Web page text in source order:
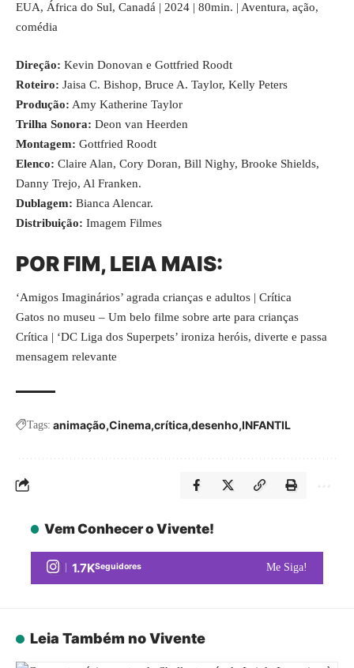
EUA, África do Sul, Canadá | 2024 | 80min. | Aventura, ação,
comédia
Direção: Kevin Donovan e Gottfried Roodt
Roteiro: Jaisa C. Bishop, Bruce A. Taylor, Kelly Peters
Produção: Amy Katherine Taylor
Trilha Sonora: Deon van Heerden
Montagem: Gottfried Roodt
Elenco: Claire Alan, Cory Doran, Bill Nighy, Brooke Shields,
Danny Trejo, Al Franken.
Dublagem: Bianca Alencar.
Distribuição: Imagem Filmes
POR FIM, LEIA MAIS:
‘Amigos Imaginários’ agrada crianças e adultos | Crítica
Gatos no museu – Um belo filme sobre arte para crianças
Crítica | ‘DC Liga dos Superpets’ ironiza heróis, diverte e passa
mensagem relevante
Tags: animação Cinema crítica desenho INFANTIL
Vem Conhecer o Vivente!
1.7KSeguidores Me Siga!
Leia Também no Vivente